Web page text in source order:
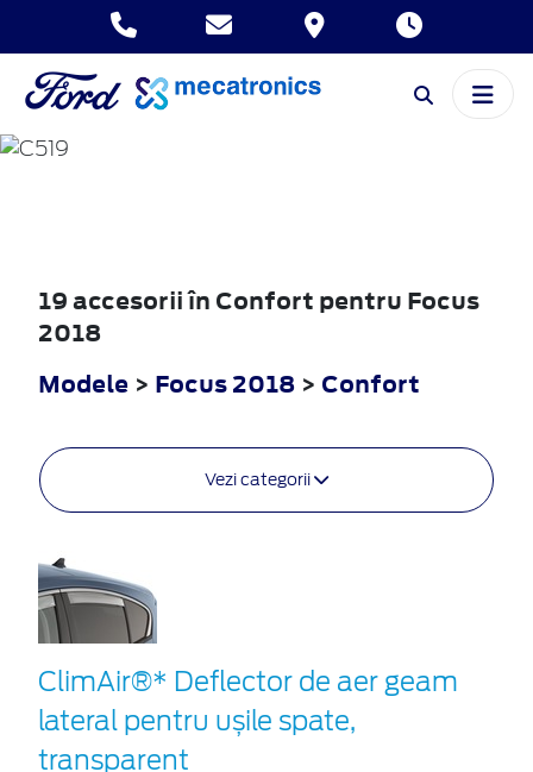
FOCUS
19 accesorii în Confort pentru Focus
2018
Modele > Focus 2018 > Confort
Vezi categorii
ClimAir®* Deflector de aer geam
lateral pentru ușile spate,
transparent